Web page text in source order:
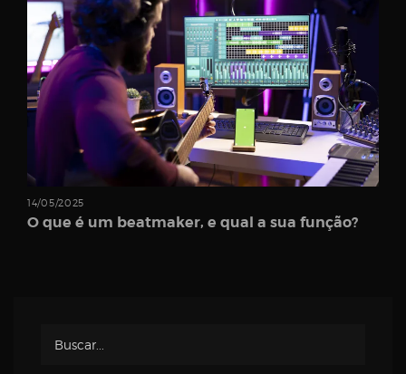
Password
Remember
Register
14/05/2025
O que é um beatmaker, e qual a sua função?